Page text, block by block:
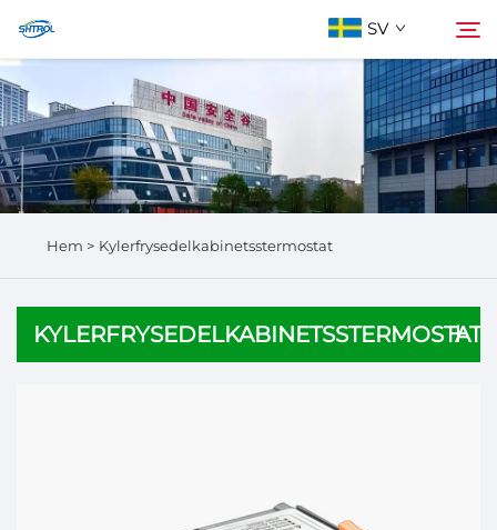
SV
Om oss
Produkter
Sök
Hem > Kylerfrysedelkabinetsstermostat
KYLERFRYSEDELKABINETSSTERMOSTAT